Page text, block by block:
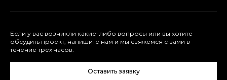
Если у вас возникли какие-либо вопросы или вы хотите
обсудить проект, напишите нам и мы свяжемся с вами в
течение трёх часов.
Оставить заявку